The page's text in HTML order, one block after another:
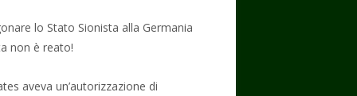
lo Stato Sionista alla Germania
non è reato!
aveva un’autorizzazione di